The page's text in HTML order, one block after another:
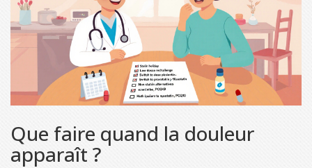
Que faire quand la douleur
apparaît ?